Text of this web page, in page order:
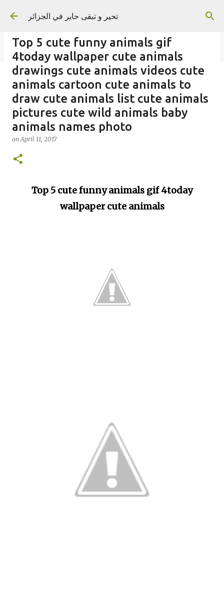
Skip to main content
تحير و تبقى حاير في الجزائر
onSeptember 02, 2023
Top 5 cute funny animals gif
4today wallpaper cute animals
drawings cute animals videos cute
animals cartoon cute animals to
draw cute animals list cute animals
pictures cute wild animals baby
animals names photo
onApril 11, 2017
Top 5 cute funny animals gif 4today
wallpaper cute animals